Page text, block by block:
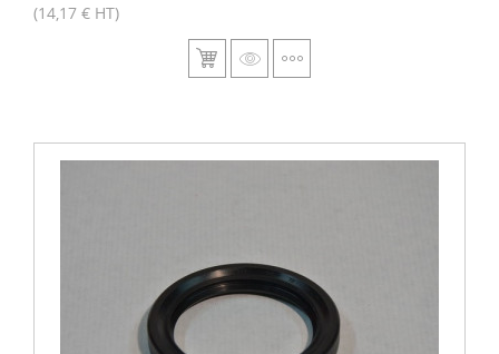
(14,17 € HT)